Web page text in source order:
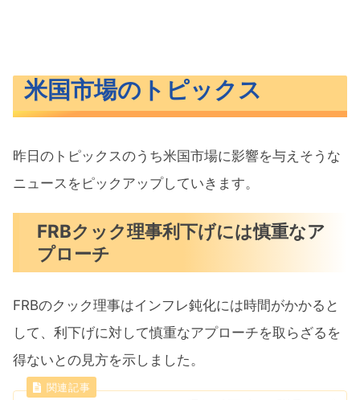
米国市場のトピックス
昨日のトピックスのうち米国市場に影響を与えそうな
ニュースをピックアップしていきます。
FRBクック理事利下げには慎重なア
プローチ
FRBのクック理事はインフレ鈍化には時間がかかると
して、利下げに対して慎重なアプローチを取らざるを
得ないとの見方を示しました。